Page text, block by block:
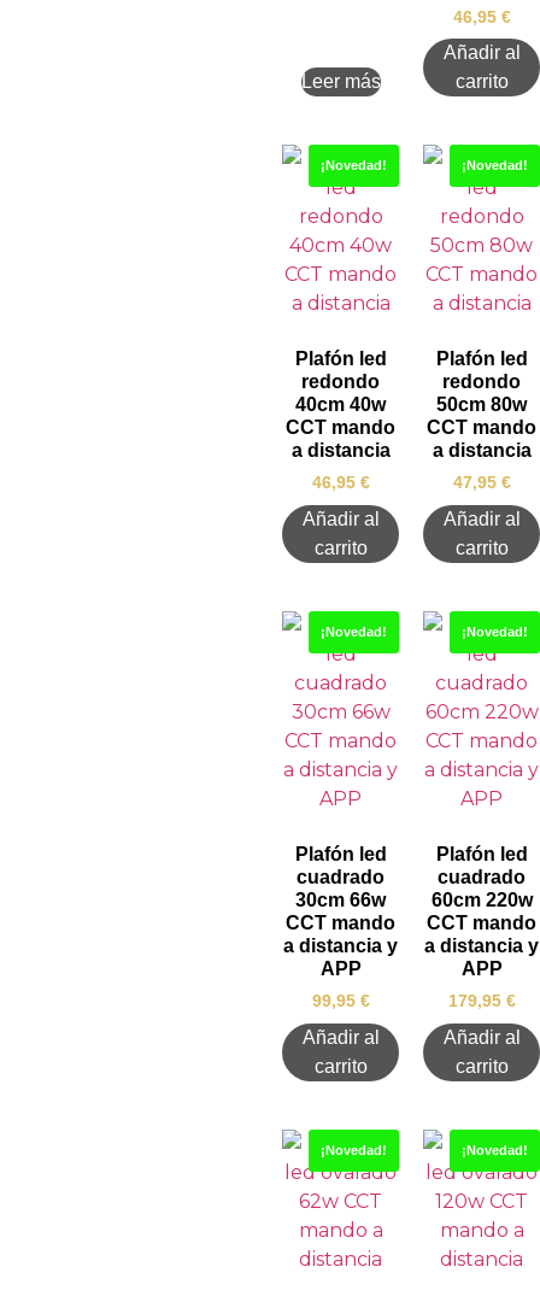
Leer más
46,95 €
Añadir al
carrito
¡Novedad!
Plafón led
redondo
40cm 40w
CCT mando
a distancia
46,95 €
Añadir al
carrito
¡Novedad!
Plafón led
redondo
50cm 80w
CCT mando
a distancia
47,95 €
Añadir al
carrito
¡Novedad!
Plafón led
cuadrado
30cm 66w
CCT mando
a distancia y
APP
99,95 €
Añadir al
carrito
¡Novedad!
Plafón led
cuadrado
60cm 220w
CCT mando
a distancia y
APP
179,95 €
Añadir al
carrito
¡Novedad! ¡Novedad!